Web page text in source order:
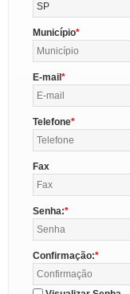
SP
Município
E-mail
Telefone
Fax
Senha:
Confirmação: